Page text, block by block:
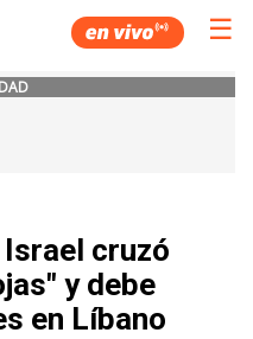
☰
cruzó
y debe
en Líbano